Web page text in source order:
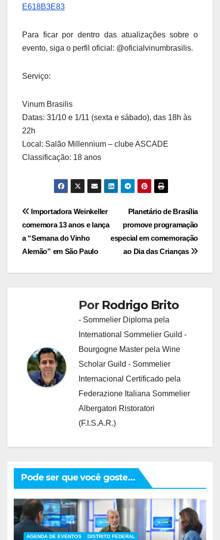
E618B3E83
Para ficar por dentro das atualizações sobre o
evento, siga o perfil oficial: @oficialvinumbrasilis.
Serviço:
Vinum Brasilis
Datas: 31/10 e 1/11 (sexta e sábado), das 18h às
22h
Local: Salão Millennium – clube ASCADE
Classificação: 18 anos
Navegação
de
Post
Planetário de Brasília
promove programação
especial em comemoração
ao Dia das Crianças
Importadora Weinkeller
comemora 13 anos e lança
a “Semana do Vinho
Alemão” em São Paulo
Por Rodrigo Brito
- Sommelier Diploma pela
International Sommelier Guild -
Bourgogne Master pela Wine
Scholar Guild - Sommelier
Internacional Certificado pela
Federazione Italiana Sommelier
Albergatori Ristoratori
(F.I.S.A.R.)
Pode ser que você goste...
AGENDA DE EVENTOS DISTRITO FEDERAL